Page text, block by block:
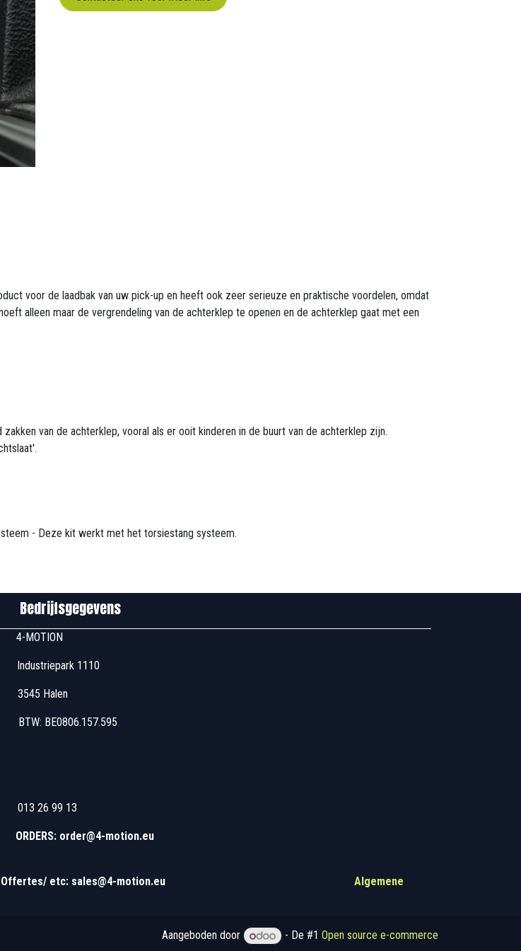
voor de laadbak van uw pick-up en heeft ook zeer serieuze en praktische voordelen, omdat
alleen maar de vergrendeling van de achterklep te openen en de achterklep gaat met een
van de achterklep, vooral als er ooit kinderen in de buurt van de achterklep zijn.
- Deze kit werkt met het torsiestang systeem.
1110
BE0806.157.595
99 13
ORDERS: order@4-motion.eu
Offertes/ etc: sales@4-motion.eu
Algemene
Aangeboden door - De #1 Open source e-commerce